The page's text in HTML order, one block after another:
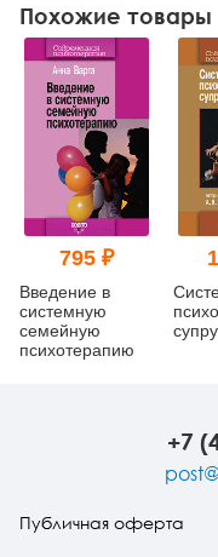
Похожие товары
795 ₽
Введение в
системную
семейную
психотерапию
+7
Публичная оферта